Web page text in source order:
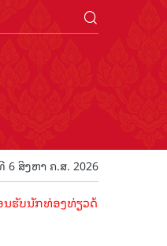
ສິງຫາ ຄ.ສ. 2026
ອງທ່ຽວດ້ວຍໄມຕີຈິດ ມິດຕະພາ